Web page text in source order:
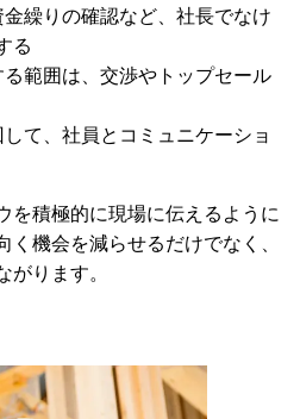
繰りの確認など、社長でなけ
る
範囲は、交渉やトップセール
て、社員とコミュニケーショ
を積極的に現場に伝えるように
機会を減らせるだけでなく、
がります。